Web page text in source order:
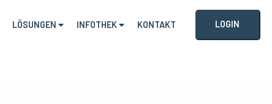
LÖSUNGEN INFOTHEK KONTAKT LOGIN